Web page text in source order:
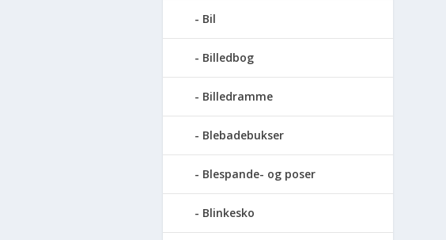
Bil
Billedbog
Billedramme
Blebadebukser
Blespande- og poser
Blinkesko